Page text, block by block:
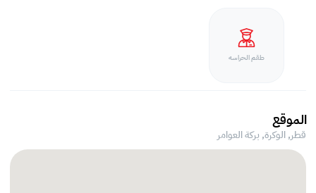
طقم الحراسه
الموقع
قطر, الوكرة, بركة العوامر‎